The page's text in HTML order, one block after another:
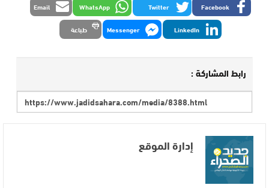
Facebook
Twitter
WhatsApp
Email
LinkedIn
Messenger طباعة
رابط المشاركة :
إدارة الموقع